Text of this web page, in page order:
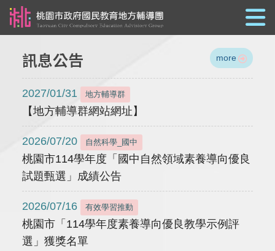
訊息公告 more
2027/01/31 地方輔導群
【地方輔導群網站網址】
2026/07/20 自然科學_國中
桃園市114學年度「國中自然領域素養導向優良
試題甄選」成績公告
2026/07/16 有效學習推動
桃園市「114學年度素養導向優良教學示例評
選」獲獎名單